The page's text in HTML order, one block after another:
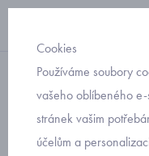
obuv
dětské
Cookies
Používáme soubory
vašeho oblíbeného
stránek vašim
účelům a